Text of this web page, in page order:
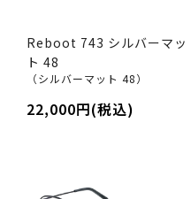
Reboot 743 シルバーマッ
ト 48
（シルバーマット 48）
22,000円(税込)